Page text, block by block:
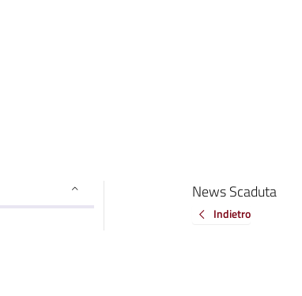
News Scaduta
Indietro